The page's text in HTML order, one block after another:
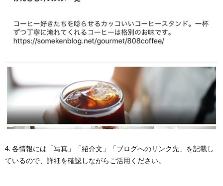
4. 各情報には「写真」「紹介文」「ブログへのリンク先」を記載し
ているので、詳細を確認しながらご活用ください。